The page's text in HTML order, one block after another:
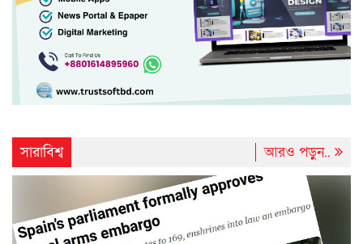
সারাবিশ্ব আরও পড়ুন..